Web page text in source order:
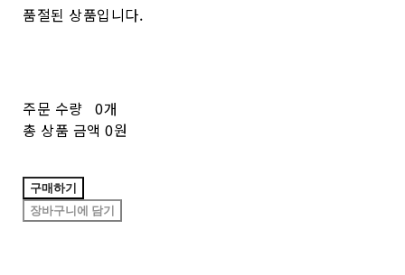
품절된 상품입니다.
주문 수량 0개
총 상품 금액 0원
구매하기
장바구니에 담기